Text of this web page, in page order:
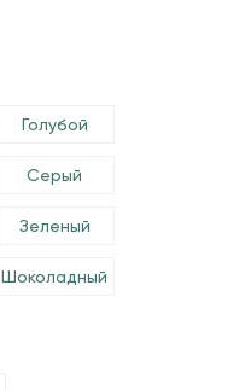
Голубой
Серый
Зеленый
Шоколадный